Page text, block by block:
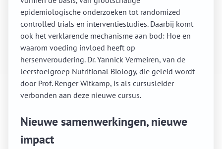
epidemiologische onderzoeken tot randomized
controlled trials en interventiestudies. Daarbij komt
ook het verklarende mechanisme aan bod: Hoe en
waarom voeding invloed heeft op
hersenveroudering. Dr. Yannick Vermeiren, van de
leerstoelgroep Nutritional Biology, die geleid wordt
door Prof. Renger Witkamp, is als cursusleider
verbonden aan deze nieuwe cursus.
Nieuwe samenwerkingen, nieuwe
impact